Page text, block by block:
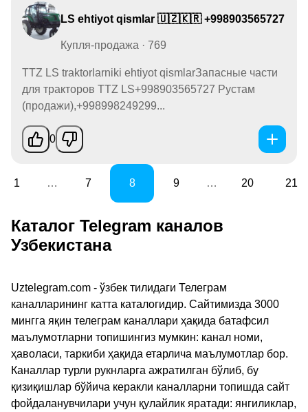
LS ehtiyot qismlar 🇺🇿🇰🇷 +998903565727
Купля-продажа · 769
TTZ LS traktorlarniki ehtiyot qismlarЗапасные части
для тракторов TTZ LS+998903565727 Рустам
(продажи),+998998249299...
0
1 … 7 8 9 … 20 21
Каталог Telegram каналов
Узбекистана
Uztelegram.com - ўзбек тилидаги Телеграм
каналларининг катта каталогидир. Сайтимизда 3000
мингга яқин телеграм каналлари ҳақида батафсил
маълумотларни топишингиз мумкин: канал номи,
ҳаволаси, таркиби ҳақида етарлича маълумотлар бор.
Каналлар турли рукнларга ажратилган бўлиб, бу
қизиқишлар бўйича керакли каналларни топишда сайт
фойдаланувчилари учун қулайлик яратади: янгиликлар,